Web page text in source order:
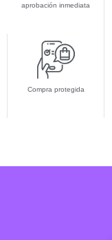
aprobación inmediata
Compra protegida